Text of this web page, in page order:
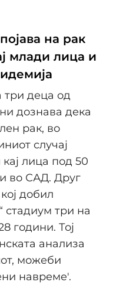
на рак
млади лица и
три деца од
дознава дека
рак, во
случај
лица под 50
во САД. Друг
добил
стадиум три на
години. Тој
анализа
можеби
навреме'.